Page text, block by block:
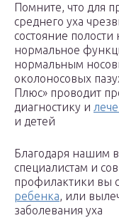
Помните, что для
среднего уха
состояние полости
нормальное
нормальным
околоносовых
Плюс» проводит
диагностику и
и детей
Благодаря нашим
специалистам и
профилактики вы
ребенка, или
заболевания уха